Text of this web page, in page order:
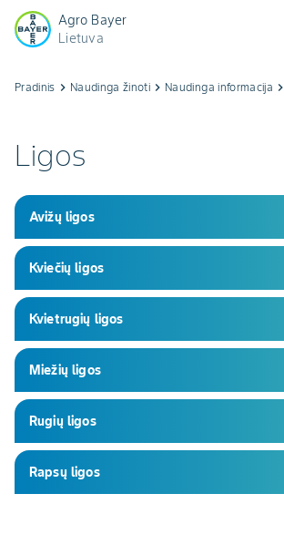
Agro Bayer
Lietuva
Pradinis keyboard_arrow_right Naudinga žinoti keyboard_arrow_right Naudinga informacija keyboard_arrow_right
Ligos
Avižų ligos
Kviečių ligos
Kvietrugių ligos
Miežių ligos
Rugių ligos
Rapsų ligos